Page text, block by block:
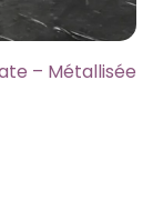
– Métallisée